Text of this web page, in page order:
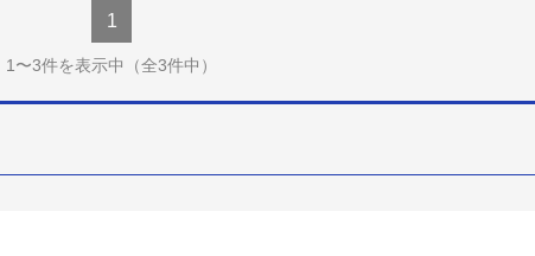
1
1〜3件を表示中 （全3件中）